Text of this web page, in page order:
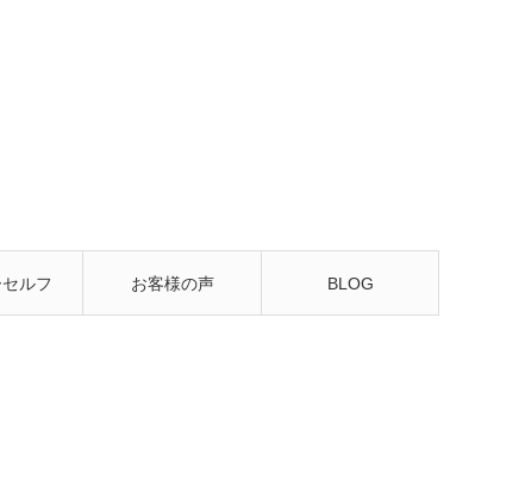
ルフ お客様の声 BLOG